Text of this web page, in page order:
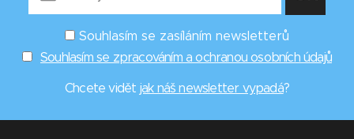
Souhlasím se zasíláním newsletterů
Souhlasím se zpracováním a ochranou osobních údajů
Chcete vidět jak náš newsletter vypadá?